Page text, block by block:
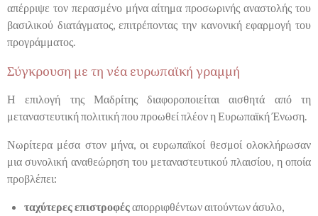
απέρριψε τον περασμένο μήνα αίτημα προσωρινής αναστολής του
βασιλικού διατάγματος, επιτρέποντας την κανονική εφαρμογή του
προγράμματος.
Σύγκρουση με τη νέα ευρωπαϊκή γραμμή
Η επιλογή της Μαδρίτης διαφοροποιείται αισθητά από τη
μεταναστευτική πολιτική που προωθεί πλέον η Ευρωπαϊκή Ένωση.
Νωρίτερα μέσα στον μήνα, οι ευρωπαϊκοί θεσμοί ολοκλήρωσαν
μια συνολική αναθεώρηση του μεταναστευτικού πλαισίου, η οποία
προβλέπει:
ταχύτερες επιστροφέςαπορριφθέντων αιτούντων άσυλο,